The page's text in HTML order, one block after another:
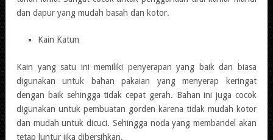
dan dapur yang mudah basah dan kotor.
Kain Katun
Kain yang satu ini memiliki penyerapan yang baik dan biasa
digunakan untuk bahan pakaian yang menyerap keringat
dengan baik sehingga tidak cepat gerah. Bahan ini juga cocok
digunakan untuk pembuatan gorden karena tidak mudah kotor
dan mudah untuk dicuci. Sehingga noda yang membandel akan
tetap luntur jika dibersihkan.